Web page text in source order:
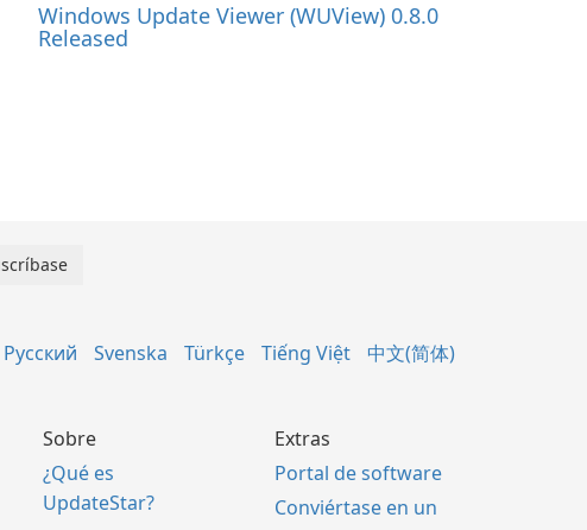
Windows Update Viewer (WUView) 0.8.0
Released
Русский Svenska Türkçe Tiếng Việt
中文(简体)
Sobre
¿Qué es
UpdateStar?
Extras
Portal de software
Conviértase en un